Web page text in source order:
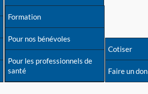
Formation
Pour nos bénévoles
Pour les professionnels de
santé
Cotiser
Faire un don